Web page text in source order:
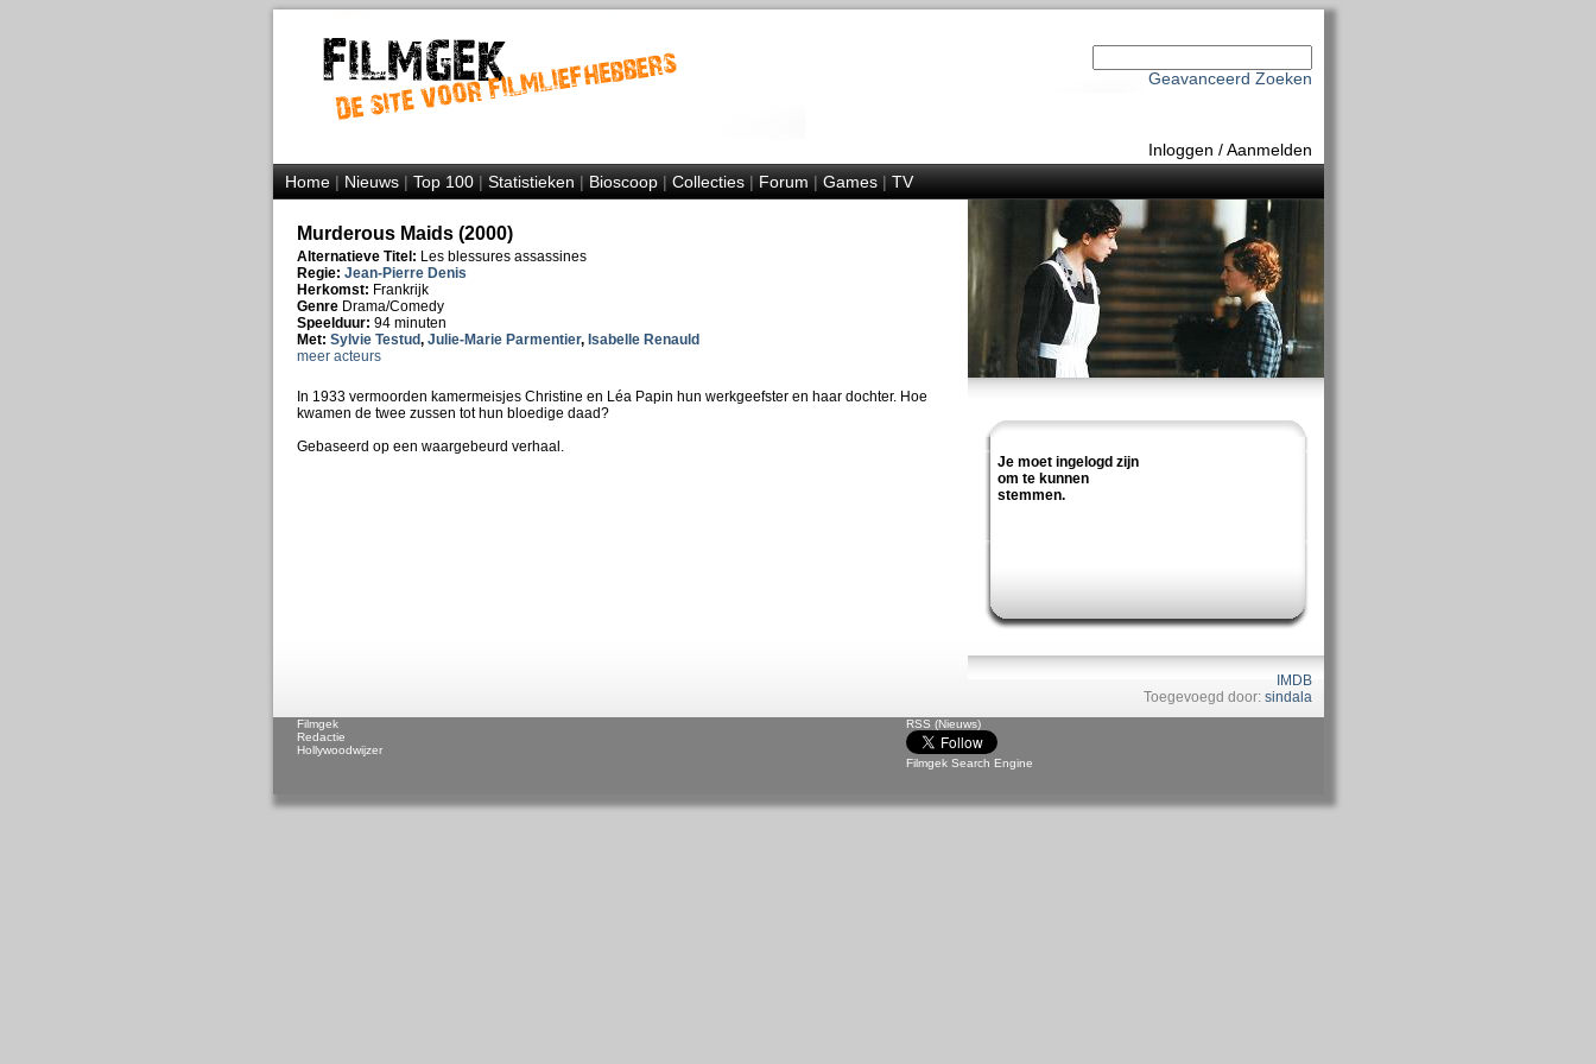
Geavanceerd Zoeken
Inloggen /Aanmelden
Home|Nieuws|Top 100|Statistieken|Bioscoop|Collecties|Forum|Games|TV
Je moet ingelogd zijn
om te kunnen
stemmen.
IMDB
Toegevoegd door: sindala
Murderous Maids (2000)
Alternatieve Titel: Les blessures assassines
Regie: Jean-Pierre Denis
Herkomst: Frankrijk
Genre Drama/Comedy
Speelduur: 94 minuten
Met: Sylvie Testud, Julie-Marie Parmentier, Isabelle Renauld
meer acteurs
In 1933 vermoorden kamermeisjes Christine en Léa Papin hun werkgeefster en haar dochter. Hoe
kwamen de twee zussen tot hun bloedige daad?
Gebaseerd op een waargebeurd verhaal.
RSS (Nieuws)
Filmgek Search Engine
Filmgek
Redactie
Hollywoodwijzer